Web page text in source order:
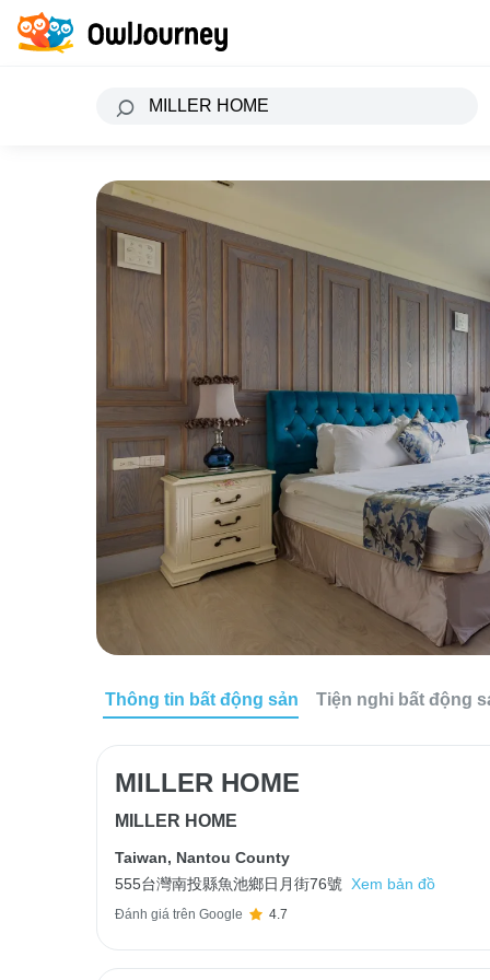
Thông tin bất động sản Tiện nghi bất động
MILLER HOME
MILLER HOME
Taiwan, Nantou County
555台灣南投縣魚池鄉日月街76號
Xem bản đồ
Đánh giá trên Google 4.7